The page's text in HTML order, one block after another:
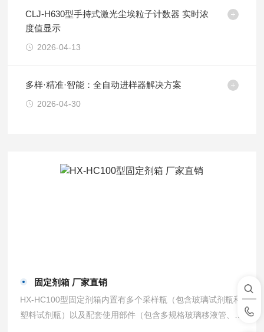
CLJ-H630型手持式激光尘埃粒子计数器 实时浓
度值显示
2026-04-13
多样·精准·智能：全自动进样器解决方案
2026-04-30
固定剂箱 厂家直销
HX-HC100型固定剂箱内置有多个采样瓶（包含玻璃试剂瓶和
塑料试剂瓶）以及配套使用部件（包含多规格玻璃移液管、一